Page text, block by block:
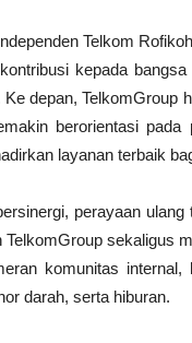
Telkom
kepada
depan, TelkomGroup
berorientasi
layanan terbaik
perayaan
sekaligus
komunitas
darah, serta hiburan.